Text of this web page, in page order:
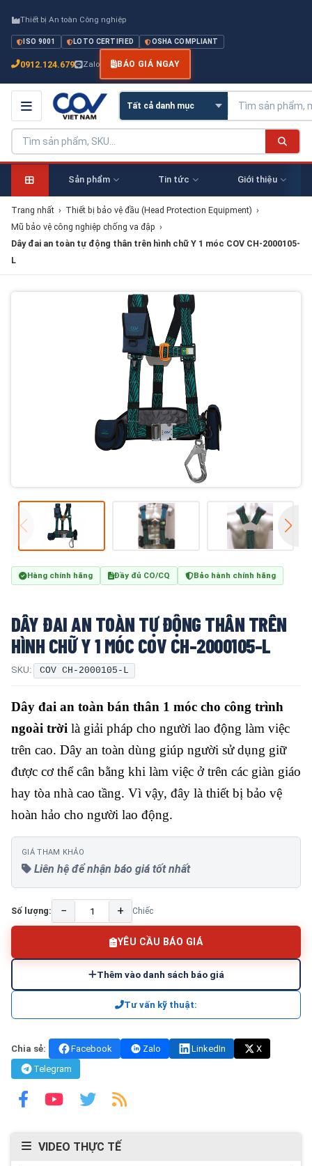
Thiết bị An toàn Công nghiệp
ISO 9001 LOTO CERTIFIED OSHA COMPLIANT
0912.124.679 Zalo BÁO GIÁ NGAY
Sản phẩm Tin tức Giới thiệu
Trang nhất › Thiết bị bảo vệ đầu (Head Protection Equipment) ›
Mũ bảo vệ công nghiệp chống va đập ›
Dây đai an toàn tự động thân trên hình chữ Y 1 móc COV CH-2000105-
L
Hàng chính hãng Đầy đủ CO/CQ Bảo hành chính hãng
DÂY ĐAI AN TOÀN TỰ ĐỘNG THÂN TRÊN
HÌNH CHỮ Y 1 MÓC COV CH-2000105-L
SKU: COV CH-2000105-L
Dây đai an toàn bán thân 1 móc cho công trình
ngoài trời là giải pháp cho người lao động làm việc
trên cao. Dây an toàn dùng giúp người sử dụng giữ
được cơ thể cân bằng khi làm việc ở trên các giàn giáo
hay tòa nhà cao tầng. Vì vậy, đây là thiết bị bảo vệ
hoàn hảo cho người lao động.
GIÁ THAM KHẢO
Liên hệ để nhận báo giá tốt nhất
Số lượng: − + Chiếc
YÊU CẦU BÁO GIÁ
Thêm vào danh sách báo giá
Tư vấn kỹ thuật:
Chia sẻ: Facebook Zalo LinkedIn
X
Telegram
VIDEO THỰC TẾ